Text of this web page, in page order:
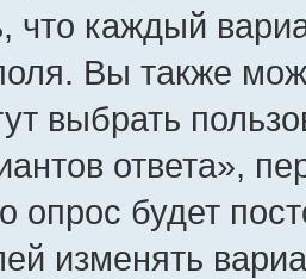
что каждый
Вы также
выбрать
ответа»,
опрос будет
изменять